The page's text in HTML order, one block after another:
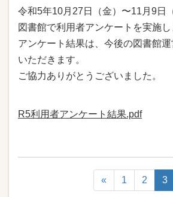
令和5年10⽉27⽇（金）〜11⽉9⽇
図書館で利⽤者アンケートを実施し
アンケート結果は、今後の図書館
いただきます。
ご協⼒ありがとうございました。
R5利用者アンケート結果.pdf
« 1 2 3